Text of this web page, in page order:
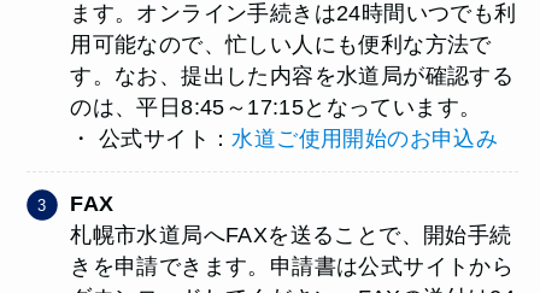
ます。オンライン手続きは24時間いつでも利
用可能なので、忙しい人にも便利な方法で
す。なお、提出した内容を水道局が確認する
のは、平日8:45～17:15となっています。
・ 公式サイト：水道ご使用開始のお申込み
FAX
札幌市水道局へFAXを送ることで、開始手続
きを申請できます。申請書は公式サイトから